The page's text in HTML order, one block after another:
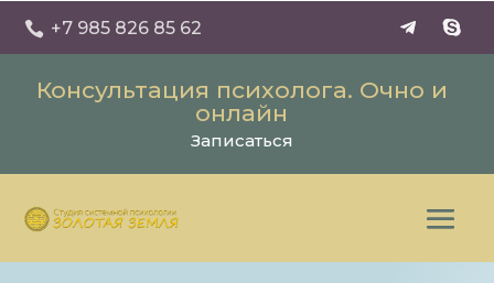
 +7 985 826 85 62
Консультация психолога. Очно и
онлайн
Записаться